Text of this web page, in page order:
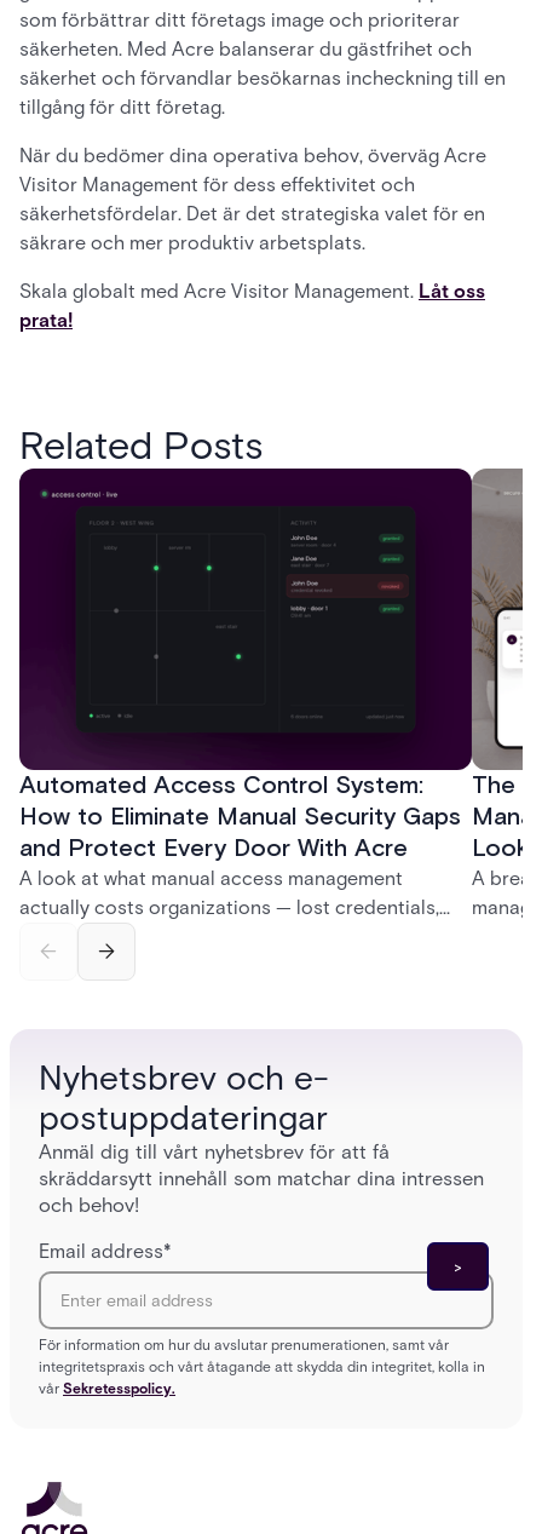
som förbättrar ditt företags image och prioriterar
säkerheten. Med Acre balanserar du gästfrihet och
säkerhet och förvandlar besökarnas incheckning till en
tillgång för ditt företag.
När du bedömer dina operativa behov, överväg Acre
Visitor Management för dess effektivitet och
säkerhetsfördelar. Det är det strategiska valet för en
säkrare och mer produktiv arbetsplats.
Skala globalt med Acre Visitor Management. Låt oss
prata!
Related Posts
Automated Access Control System:
How to Eliminate Manual Security Gaps
and Protect Every Door With Acre
A look at what manual access management
actually costs organizations — lost credentials,
— and how Acre's automated access control
The
Look
A
Nyhetsbrev och e-
postuppdateringar
Anmäl dig till vårt nyhetsbrev för att få
skräddarsytt innehåll som matchar dina intressen
och behov!
Email address*
För information om hur du avslutar prenumerationen, samt vår
integritetspraxis och vårt åtagande att skydda din integritet, kolla in
vår Sekretesspolicy.